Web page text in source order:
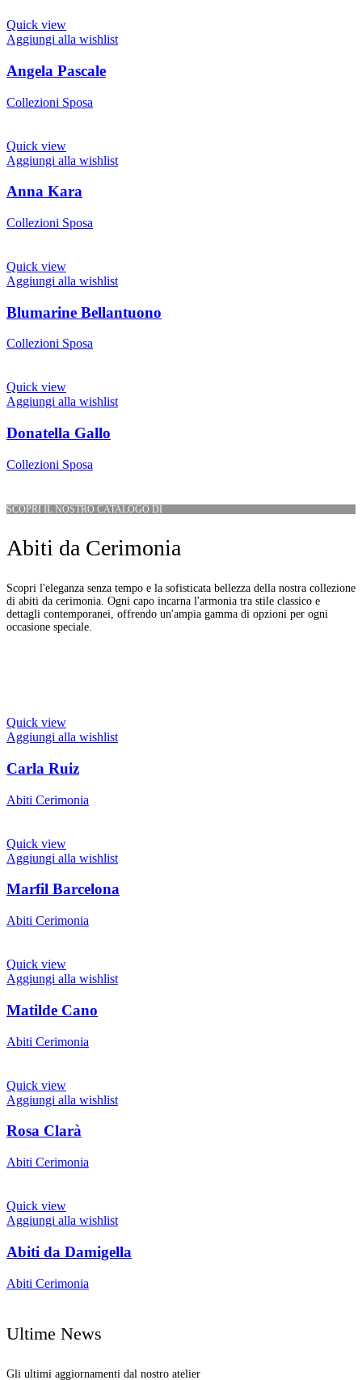
Quick view
Aggiungi alla wishlist
Angela Pascale
Collezioni Sposa
Quick view
Aggiungi alla wishlist
Anna Kara
Collezioni Sposa
Quick view
Aggiungi alla wishlist
Blumarine Bellantuono
Collezioni Sposa
Quick view
Aggiungi alla wishlist
Donatella Gallo
Collezioni Sposa
SCOPRI IL NOSTRO CATALOGO DI
Abiti da Cerimonia
Scopri l'eleganza senza tempo e la sofisticata bellezza della nostra collezione
di abiti da cerimonia. Ogni capo incarna l'armonia tra stile classico e
dettagli contemporanei, offrendo un'ampia gamma di opzioni per ogni
occasione speciale.
Quick view
Aggiungi alla wishlist
Carla Ruiz
Abiti Cerimonia
Quick view
Aggiungi alla wishlist
Marfil Barcelona
Abiti Cerimonia
Quick view
Aggiungi alla wishlist
Matilde Cano
Abiti Cerimonia
Quick view
Aggiungi alla wishlist
Rosa Clarà
Abiti Cerimonia
Quick view
Aggiungi alla wishlist
Abiti da Damigella
Abiti Cerimonia
Ultime News
Gli ultimi aggiornamenti dal nostro atelier